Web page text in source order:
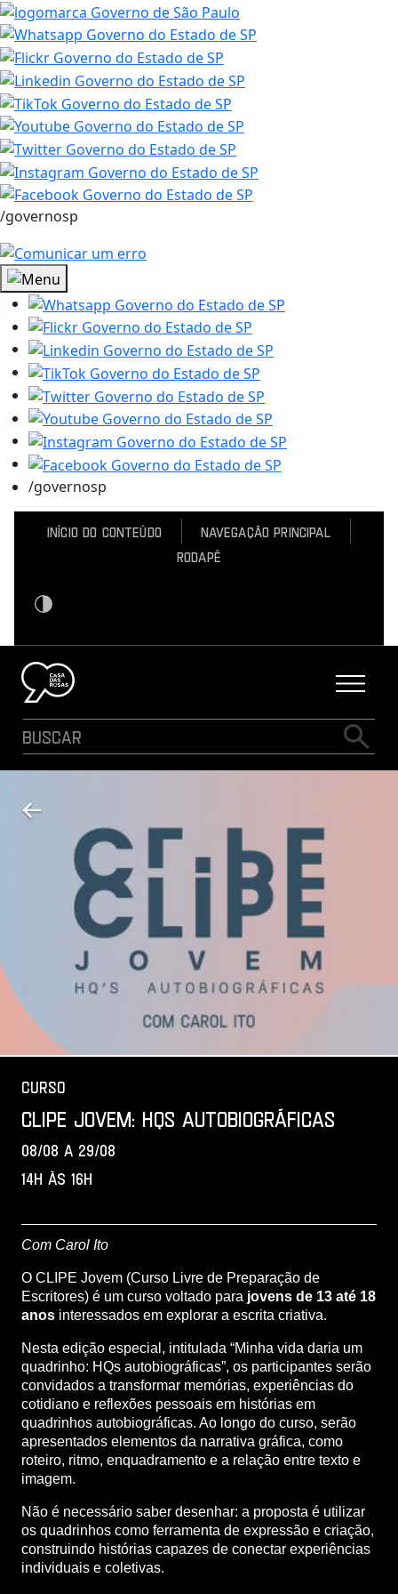
Início do conteúdo
Navegação Principal
Rodapé
/governosp
/governosp
Buscar
Voltar para a página anterior
Curso
CLIPE Jovem: HQs autobiográficas
08/08 a 29/08
14h às 16h
Com Carol Ito
O CLIPE Jovem (Curso Livre de Preparação de
Escritores) é um curso voltado para jovens de 13 até 18
anos interessados em explorar a escrita criativa.
Nesta edição especial, intitulada “Minha vida daria um
quadrinho: HQs autobiográficas”, os participantes serão
convidados a transformar memórias, experiências do
cotidiano e reflexões pessoais em histórias em
quadrinhos autobiográficas. Ao longo do curso, serão
apresentados elementos da narrativa gráfica, como
roteiro, ritmo, enquadramento e a relação entre texto e
imagem.
Não é necessário saber desenhar: a proposta é utilizar
os quadrinhos como ferramenta de expressão e criação,
construindo histórias capazes de conectar experiências
individuais e coletivas.